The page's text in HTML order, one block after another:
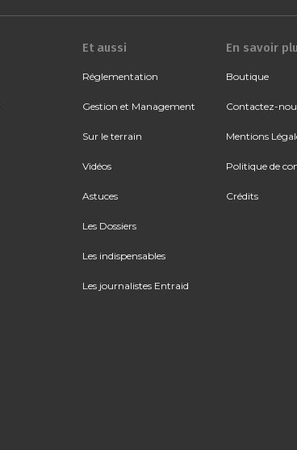
Et aussi
Réglementation
Gestion et Management
Sur le terrain
Vidéos
Astuces
Les Dossiers
Les indispensables
Les journalistes Entraid
En savoir
Boutique
Contactez-
Mentions
Politique de
Crédits